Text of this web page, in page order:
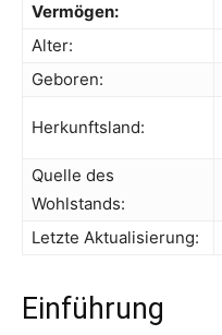
Vermögen:
Alter:
Geboren:
Herkunftsland:
Quelle des
Wohlstands:
Letzte Aktualisierung:
Einführung